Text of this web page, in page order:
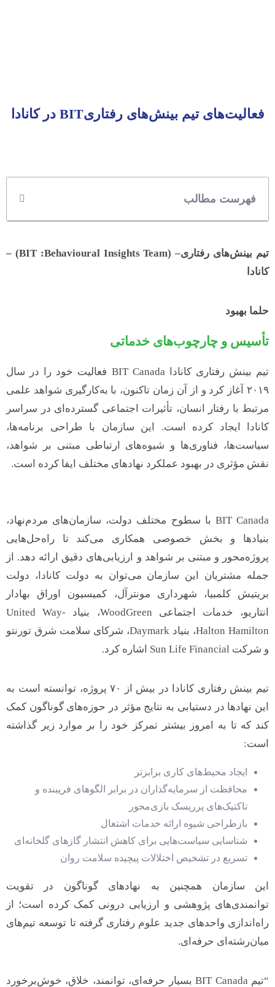
فعالیت‌های تیم بینش‌های رفتاریBIT در کانادا
فهرست مطالب
تیم بینش‌های رفتاری– (BIT :Behavioural Insights Team) –
کانادا
حلما بهبود
تأسیس و چارچوب‌های خدماتی
تیم بینش رفتاری کانادا BIT Canada فعالیت خود را در سال
۲۰۱۹ آغاز کرد و از آن زمان تاکنون، با به‌کارگیری شواهد علمی
مرتبط با رفتار انسان، تأثیرات اجتماعی گسترده‌ای در سراسر
کانادا ایجاد کرده است. این سازمان با طراحی برنامه‌ها،
سیاست‌ها، فناوری‌ها و شیوه‌های ارتباطی مبتنی بر شواهد،
نقش مؤثری در بهبود عملکرد نهادهای مختلف ایفا کرده است.
BIT Canada با سطوح مختلف دولت، سازمان‌های مردم‌نهاد،
بنیادها و بخش خصوصی همکاری می‌کند تا راه‌حل‌هایی
پروژه‌محور و مبتنی بر شواهد و ارزیابی‌های دقیق ارائه دهد. از
جمله مشتریان این سازمان می‌توان به دولت کانادا، دولت
بریتیش کلمبیا، شهرداری مونترآل، کمیسیون اوراق بهادار
انتاریو، خدمات اجتماعی WoodGreen، بنیاد United Way-
Halton Hamilton، بنیاد Daymark، شرکای سلامت شرق تورنتو
و شرکت Sun Life Financial اشاره کرد.
تیم بینش رفتاری کانادا در بیش از ۷۰ پروژه، توانسته است به
این نهادها در دستیابی به نتایج مؤثر در حوزه‌های گوناگون کمک
کند که تا به امروز بیشتر تمرکز خود را بر موارد زیر گذاشته
است:
ایجاد محیط‌های کاری برابرتر
محافظت از سرمایه‌گذاران در برابر الگوهای فریبنده و
تاکتیک‌های پرریسک بازی‌محور
بازطراحی شیوه ارائه خدمات اشتغال
شناسایی سیاست‌هایی برای کاهش انتشار گازهای گلخانه‌ای
تسریع در تشخیص اختلالات پیچیده سلامت روان
این سازمان همچنین به نهادهای گوناگون در تقویت
توانمندی‌های پژوهشی و ارزیابی درونی کمک کرده است؛ از
راه‌اندازی واحدهای جدید علوم رفتاری گرفته تا توسعه تیم‌های
میان‌رشته‌ای حرفه‌ای.
“تیم BIT Canada بسیار حرفه‌ای، توانمند، خلاق، خوش‌برخورد